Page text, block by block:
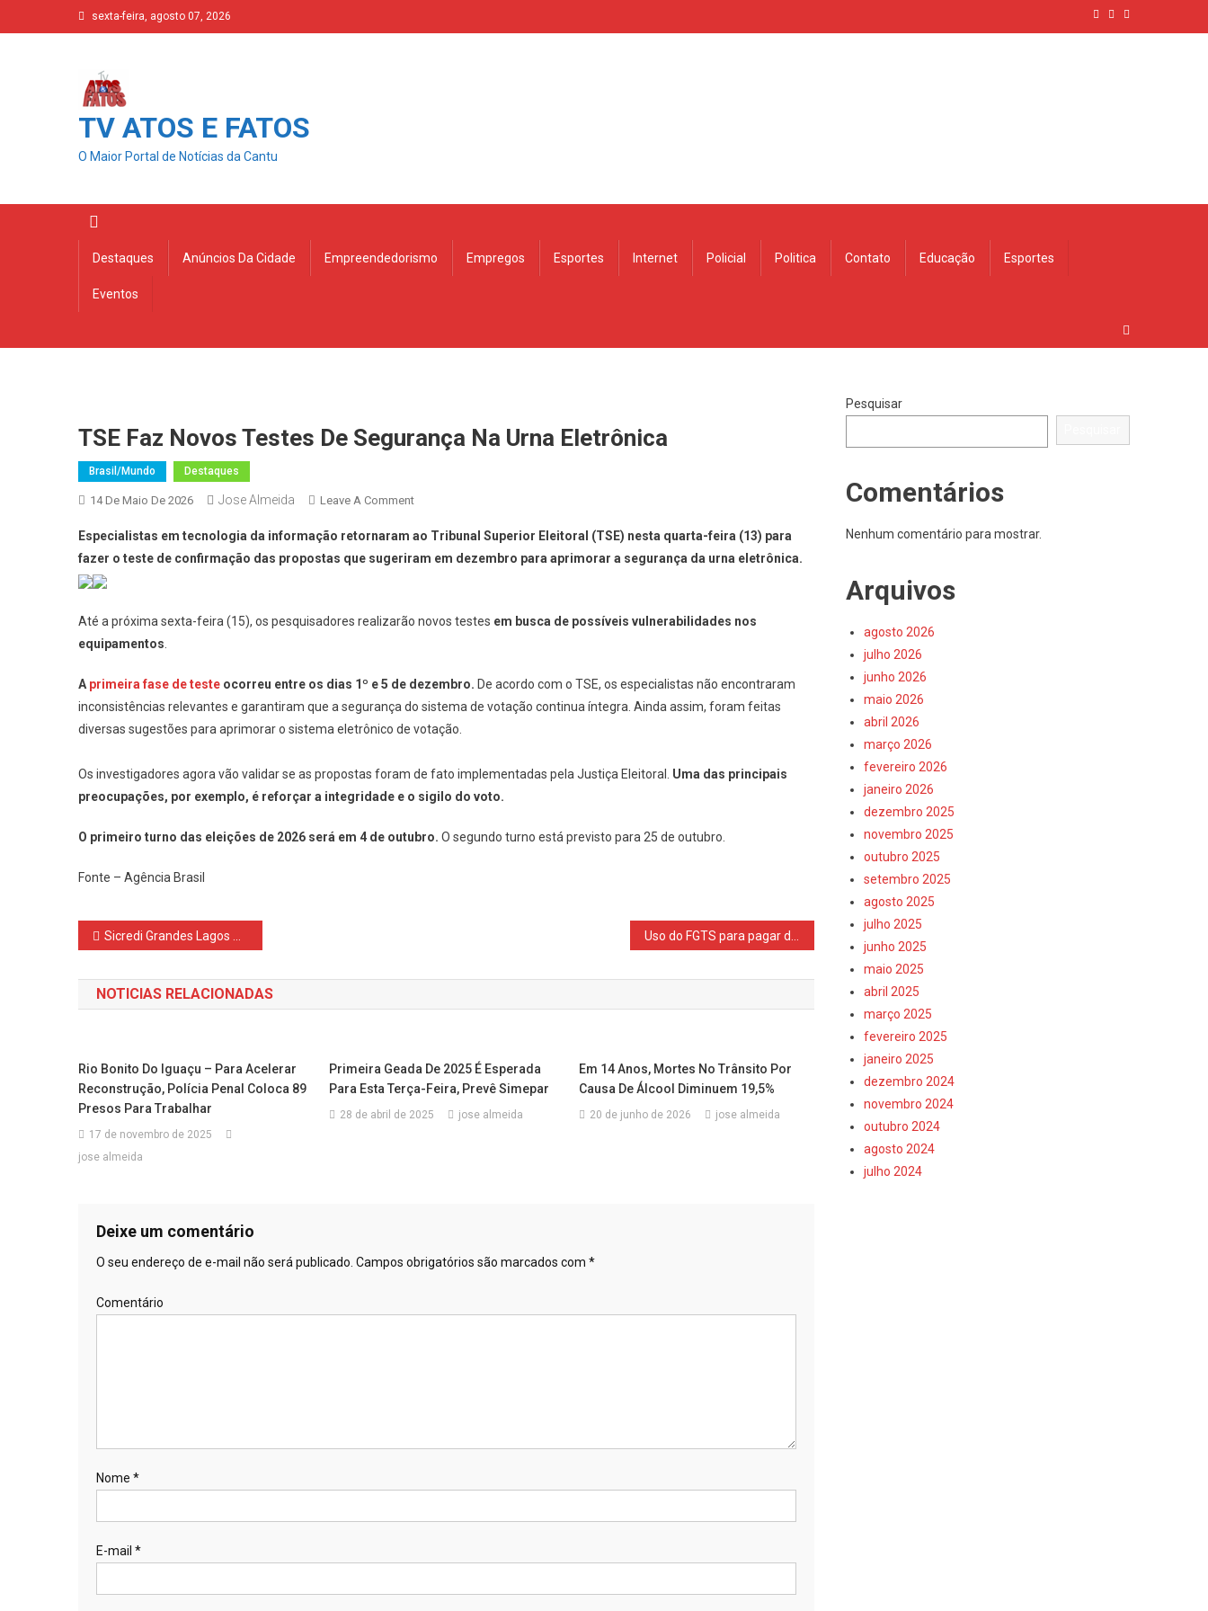
to
sexta-feira, agosto 07, 2026
TV ATOS E FATOS
O Maior Portal de Notícias da Cantu
Destaques Anúncios Da Cidade Empreendedorismo Empregos Esportes Internet Policial Politica Contato Educação Esportes
Eventos
TSE Faz Novos Testes De Segurança Na Urna Eletrônica
Brasil/Mundo Destaques
14 De Maio De 2026 Jose Almeida Leave A CommentOn
Faz
Novos
Segurança
Eletrônica
Especialistas em tecnologia da informação retornaram ao Tribunal Superior Eleitoral (TSE) nesta quarta-feira (13) para
fazer o teste de confirmação das propostas que sugeriram em dezembro para aprimorar a segurança da urna eletrônica.
Até a próxima sexta-feira (15), os pesquisadores realizarão novos testes em busca de possíveis vulnerabilidades nos
equipamentos
A primeira fase de teste ocorreu entre os dias 1º e 5 de dezembro. De acordo com o TSE, os especialistas não encontraram
inconsistências relevantes e garantiram que a segurança do sistema de votação continua íntegra. Ainda assim, foram feitas
diversas sugestões para aprimorar o sistema eletrônico de votação.
Os investigadores agora vão validar se as propostas foram de fato implementadas pela Justiça Eleitoral. Uma das principais
preocupações, por exemplo, é reforçar a integridade e o sigilo do voto.
O primeiro turno das eleições de 2026 será em 4 de outubro. O segundo turno está previsto para 25 de outubro.
Fonte – Agência Brasil
Navegação
de
Post
Sicredi Grandes Lagos PR/SP reinaugura Agência Marquinho
NOTICIAS RELACIONADAS
Rio Bonito Do Iguaçu – Para Acelerar
Reconstrução, Polícia Penal Coloca 89
Presos Para Trabalhar
17 de novembro de 2025
jose almeida
Primeira Geada De 2025 É Esperada
Para Esta Terça-Feira, Prevê Simepar
28 de abril de 2025 jose almeida
Em 14 Anos, Mortes No Trânsito Por
Causa De Álcool Diminuem 19,5%
20 de junho de 2026 jose almeida
Deixe um comentário
O seu endereço de e-mail não será publicado. Campos obrigatórios são marcados com *
Comentário
Nome *
E-mail *
Pesquisar
Comentários
Nenhum comentário para mostrar.
Arquivos
agosto 2026
julho 2026
junho 2026
maio 2026
abril 2026
março 2026
fevereiro 2026
janeiro 2026
dezembro 2025
novembro 2025
outubro 2025
setembro 2025
agosto 2025
julho 2025
junho 2025
maio 2025
abril 2025
março 2025
fevereiro 2025
janeiro 2025
dezembro 2024
novembro 2024
outubro 2024
agosto 2024
julho 2024